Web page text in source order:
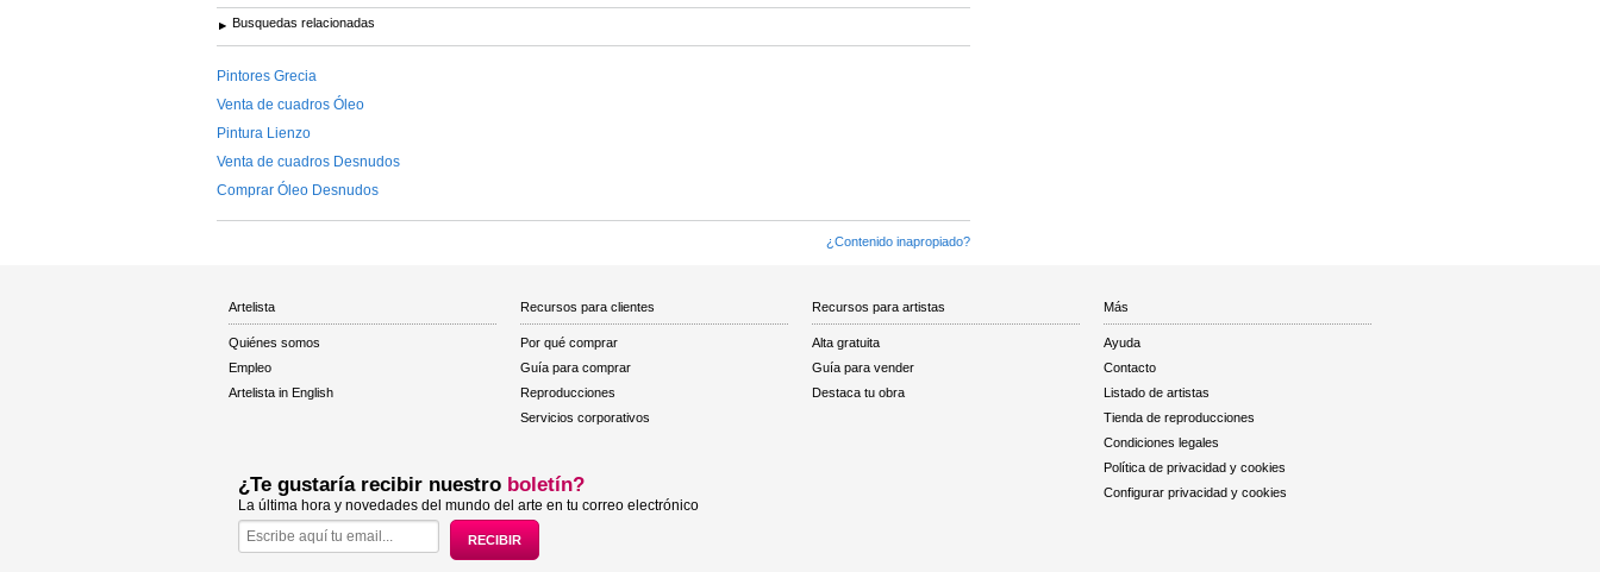
Busquedas relacionadas
Pintores Grecia
Venta de cuadros Óleo
Pintura Lienzo
Venta de cuadros Desnudos
Comprar Óleo Desnudos
¿Contenido inapropiado?
Artelista
Quiénes somos
Empleo
Artelista in English
Recursos para clientes
Por qué comprar
Guía para comprar
Reproducciones
Servicios corporativos
Recursos para artistas
Alta gratuita
Guía para vender
Destaca tu obra
Más
Ayuda
Contacto
Listado de artistas
Tienda de reproducciones
Condiciones legales
Política de privacidad y cookies
Configurar privacidad y cookies
¿Te gustaría recibir nuestro boletín?
La última hora y novedades del mundo del arte en tu correo electrónico